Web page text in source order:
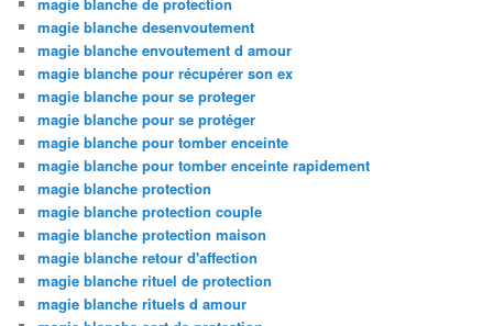
magie blanche desenvoutement
magie blanche envoutement d amour
magie blanche pour récupérer son ex
magie blanche pour se proteger
magie blanche pour se protéger
magie blanche pour tomber enceinte
magie blanche pour tomber enceinte rapidement
magie blanche protection
magie blanche protection couple
magie blanche protection maison
magie blanche retour d'affection
magie blanche rituel de protection
magie blanche rituels d amour